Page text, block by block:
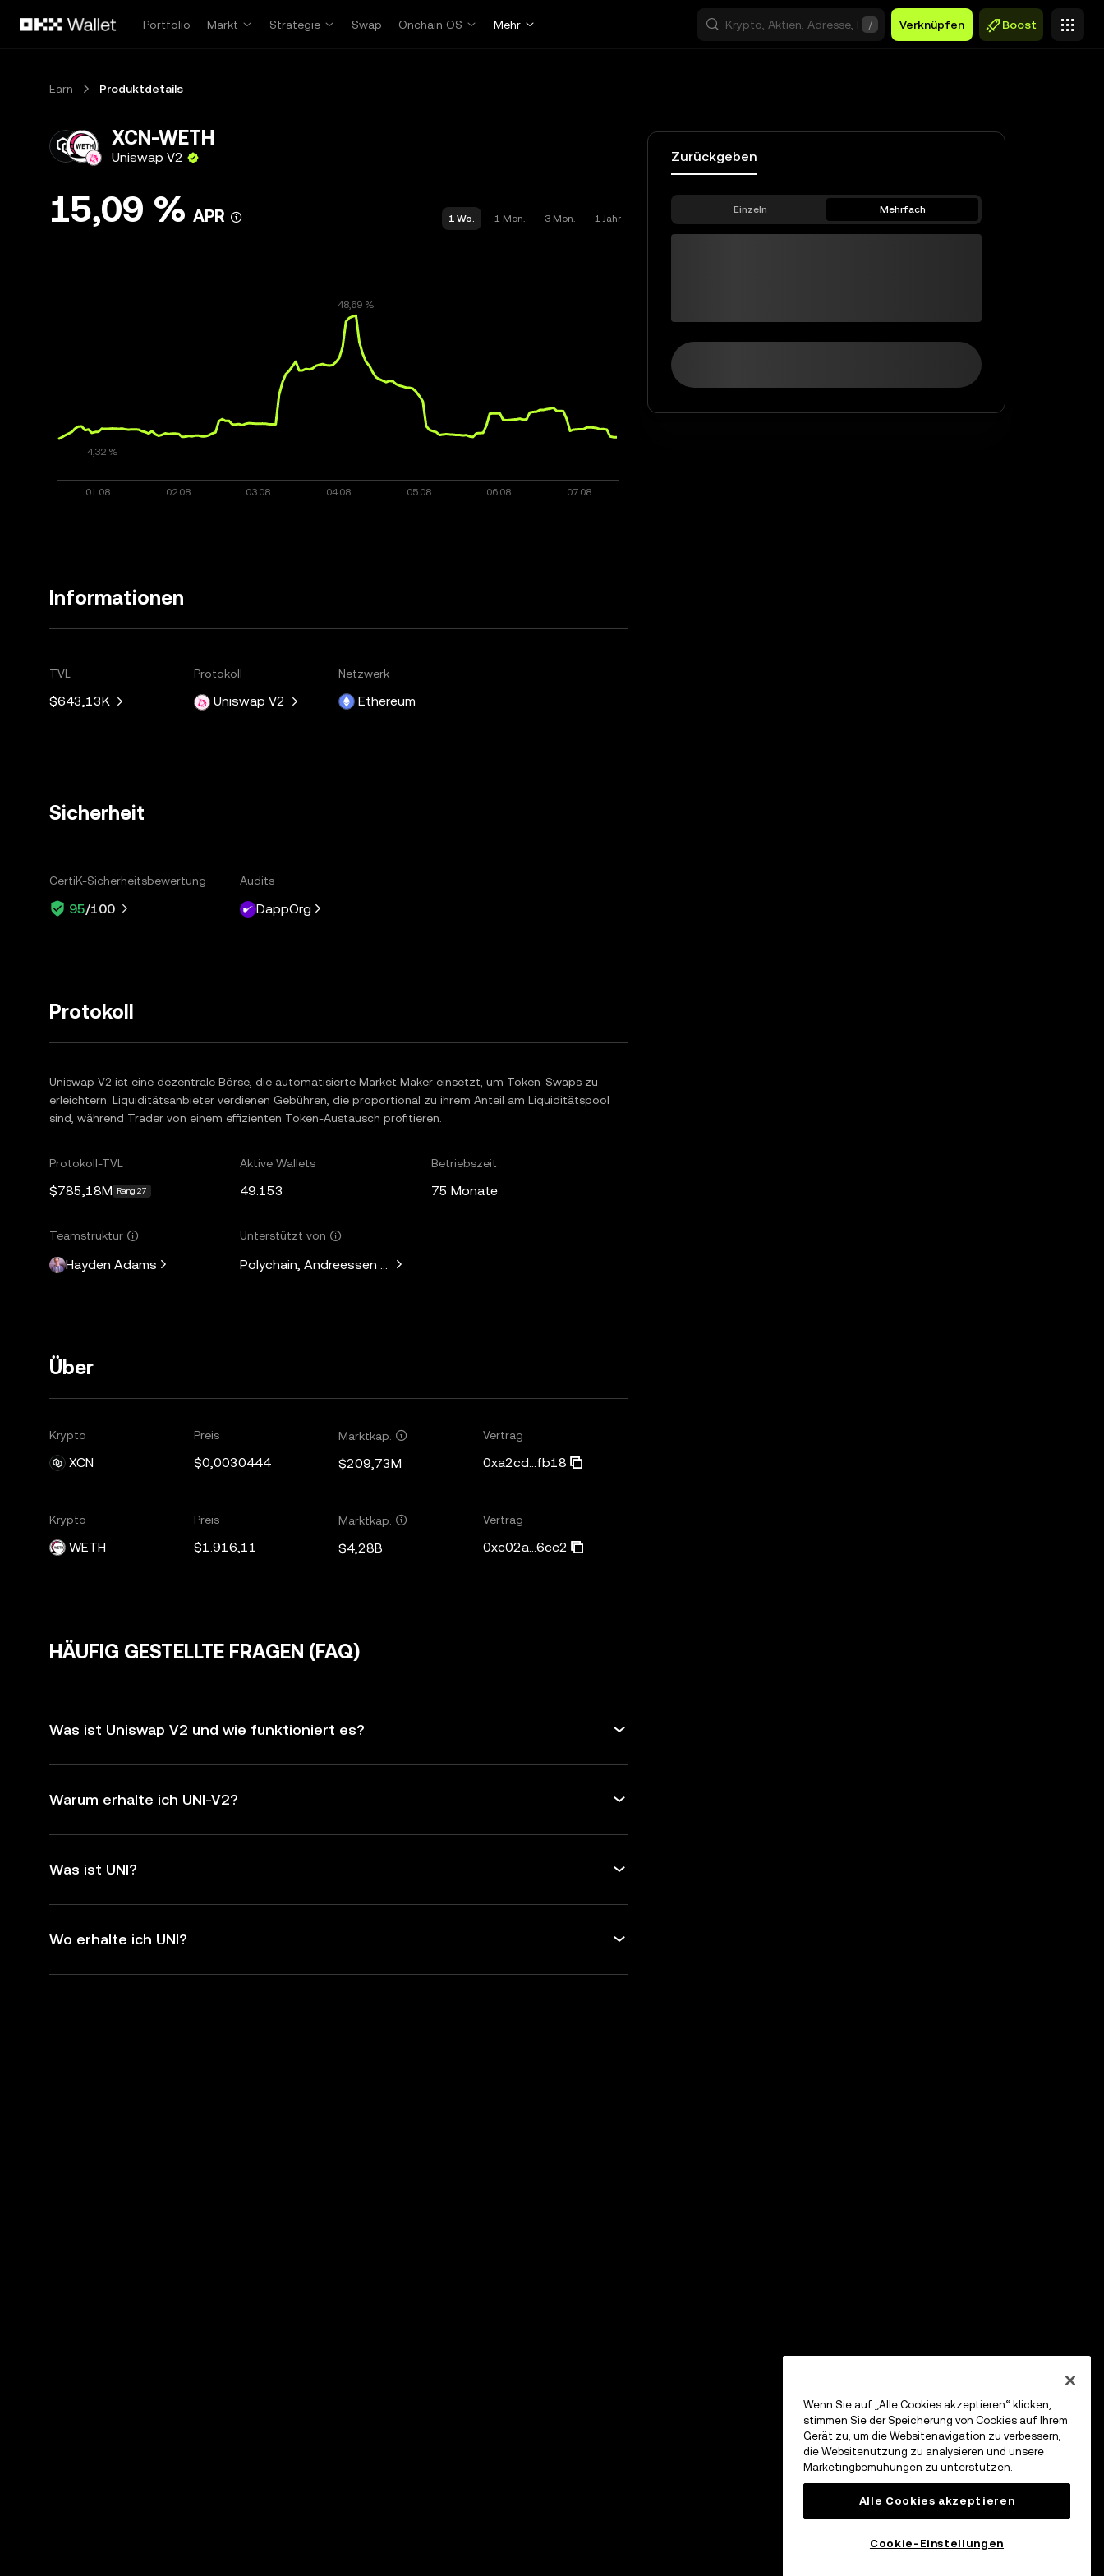
Portfolio
Markt Strategie Swap Onchain OS Mehr / Verknüpfen Boost
Earn Produktdetails
XCN-WETH
Uniswap V2
15,09 % APR 1 Wo. 1 Mon. 3 Mon. 1 Jahr
Informationen
TVL
$643,13K
Protokoll
Uniswap V2
Netzwerk
Ethereum
Sicherheit
CertiK-Sicherheitsbewertung
95/100
Audits
DappOrg
Protokoll
Uniswap V2 ist eine dezentrale Börse, die automatisierte Market Maker einsetzt, um Token-Swaps zu
erleichtern. Liquiditätsanbieter verdienen Gebühren, die proportional zu ihrem Anteil am Liquiditätspool
sind, während Trader von einem effizienten Token-Austausch profitieren.
Protokoll-TVL
$785,18M Rang 27
Aktive Wallets
49.153
Betriebszeit
75 Monate
Teamstruktur
Hayden Adams
Unterstützt von
Polychain, Andreessen Horowitz, Paradigm, Variant Fund, SV Angel
Über
Krypto
XCN
Preis
$0,0030444
Marktkap.
$209,73M
Vertrag
0xa2cd...fb18
Krypto
WETH
Preis
$1.916,11
Marktkap.
$4,28B
Vertrag
0xc02a...6cc2
HÄUFIG GESTELLTE FRAGEN (FAQ)
Was ist Uniswap V2 und wie funktioniert es?
Warum erhalte ich UNI-V2?
Was ist UNI?
Wo erhalte ich UNI?
Zurückgeben
Einzeln Mehrfach
Wenn Sie auf „Alle Cookies akzeptieren“ klicken,
stimmen Sie der Speicherung von Cookies auf Ihrem
Gerät zu, um die Websitenavigation zu verbessern,
die Websitenutzung zu analysieren und unsere
Marketingbemühungen zu unterstützen.
Alle Cookies akzeptieren
Cookie-Einstellungen